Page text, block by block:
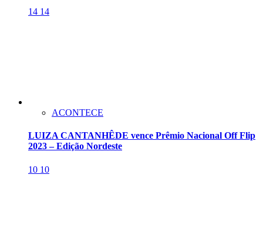
14 14
ACONTECE
LUIZA CANTANHÊDE vence Prêmio Nacional Off Flip
2023 – Edição Nordeste
10 10